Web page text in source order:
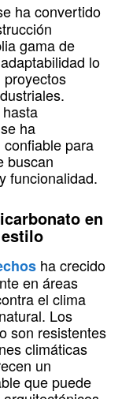
ha convertido
gama de
lo
ha
para
buscan
funcionalidad.
en
ha crecido
en áreas
el clima
Los
son resistentes
climáticas
un
que puede